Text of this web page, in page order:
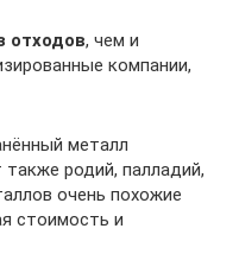
отходов, чем и
компании,
металл
также родий, палладий,
очень похожие
стоимость и